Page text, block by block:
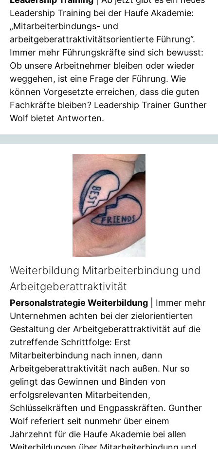
Leadership Training bei der Haufe Akademie:
„Mitarbeiterbindungs- und
arbeitgeberattraktivitätsorientierte Führung“.
Immer mehr Führungskräfte sind sich bewusst:
Ob unsere Arbeitnehmer bleiben oder wieder
weggehen, ist eine Frage der Führung. Wie
können Vorgesetzte erreichen, dass die guten
Fachkräfte bleiben? Leadership Trainer Gunther
Wolf bietet Antworten.
Weiterbildung Mitarbeiterbindung und
Arbeitgeberattraktivität
Personalstrategie Weiterbildung | Immer mehr
Unternehmen achten bei der zielorientierten
Gestaltung der Arbeitgeberattraktivität auf die
zutreffende Schrittfolge: Erst
Mitarbeiterbindung nach innen, dann
Arbeitgeberattraktivität nach außen. Nur so
gelingt das Gewinnen und Binden von
erfolgsrelevanten Mitarbeitenden,
Schlüsselkräften und Engpasskräften. Gunther
Wolf referiert seit nunmehr über einem
Jahrzehnt für die Haufe Akademie bei allen